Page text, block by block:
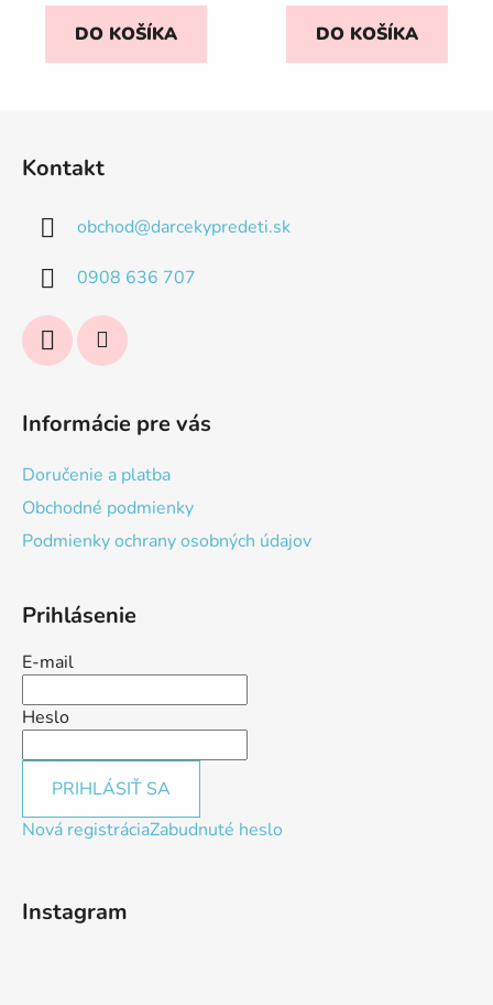
DO KOŠÍKA DO KOŠÍKA
Kontakt
obchod@darcekypredeti.sk
0908 636 707
Informácie pre vás
Doručenie a platba
Obchodné podmienky
Podmienky ochrany osobných údajov
Prihlásenie
E-mail
Heslo
PRIHLÁSIŤ SA
Nová registráciaZabudnuté heslo
Instagram